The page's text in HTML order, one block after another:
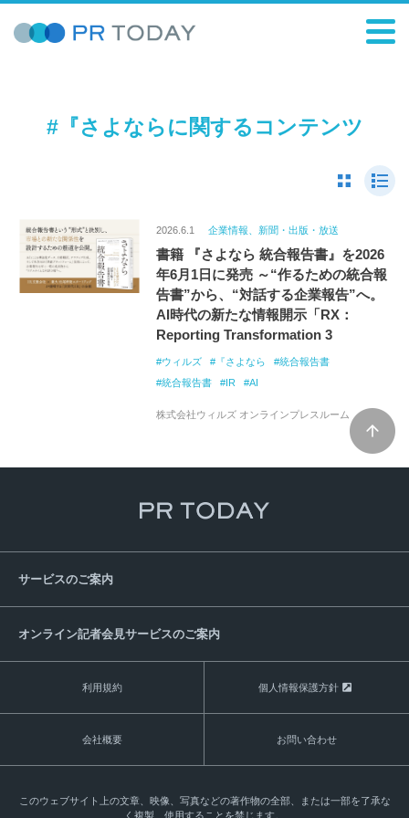
#『さよならに関するコンテンツ
2026.6.1 企業情報、新聞・出版・放送
書籍 『さよなら 統合報告書』を2026
年6月1日に発売 ～“作るための統合報
告書”から、“対話する企業報告”へ。
AI時代の新たな情報開示「RX：
Reporting Transformation 3
ウィルズ 『さよなら
統合報告書
統合報告書
IR AI
株式会社ウィルズ オンラインプレスルーム
サービスのご案内
オンライン記者会見サービスのご案内
利用規約 個人情報保護方針
会社概要 お問い合わせ
このウェブサイト上の文章、映像、写真などの著作物の全部、または一部を了承な
く複製、使用することを禁じます。